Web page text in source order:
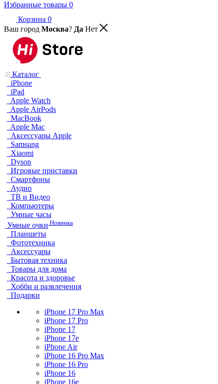
Избранные товары 0
Корзина 0
Ваш город Москва? Да Нет
Каталог
iPhone
iPad
Apple Watch
Apple AirPods
MacBook
Apple Mac
Аксессуары Apple
Samsung
Xiaomi
Dyson
Игровые приставки
Смартфоны
Аудио
ТВ и Видео
Компьютеры
Умные часы
Умные очки Новинка
Планшеты
Фототехника
Аксессуары
Бытовая техника
Товары для дома
Красота и здоровье
Хобби и развлечения
Подарки
iPhone 17 Pro Max
iPhone 17 Pro
iPhone 17
iPhone 17e
iPhone Air
iPhone 16 Pro Max
iPhone 16 Pro
iPhone 16
iPhone 16e